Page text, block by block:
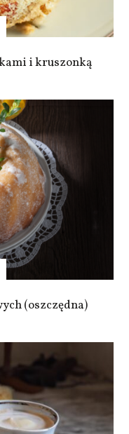
i kruszonką
(oszczędna)